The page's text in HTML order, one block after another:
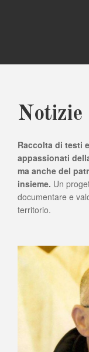
Notizie
Raccolta di testi
appassionati
ma anche del
insieme. Un
documentare e
territorio.